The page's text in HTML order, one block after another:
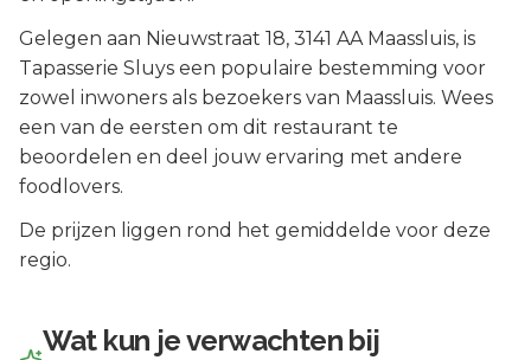
Gelegen aan Nieuwstraat 18, 3141 AA Maassluis, is
Tapasserie Sluys een populaire bestemming voor
zowel inwoners als bezoekers van Maassluis. Wees
een van de eersten om dit restaurant te
beoordelen en deel jouw ervaring met andere
foodlovers.
De prijzen liggen rond het gemiddelde voor deze
regio.
Wat kun je verwachten bij